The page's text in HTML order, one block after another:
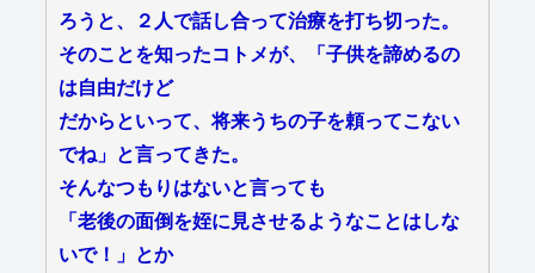
ろうと、２人で話し合って治療を打ち切った。
そのことを知ったコトメが、「子供を諦めるの
は自由だけど
だからといって、将来うちの子を頼ってこない
でね」と言ってきた。
そんなつもりはないと言っても
「老後の面倒を姪に見させるようなことはしな
いで！」とか